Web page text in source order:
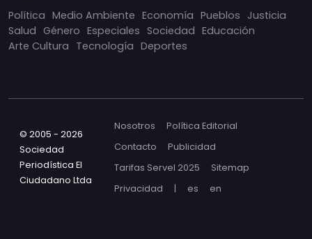
Política Medio Ambiente Economía Pueblos Justicia
Salud Género Especiales Sociedad Educación
Arte Cultura Tecnología Deportes
© 2005 - 2026
Sociedad
Periodística El
Ciudadano Ltda
Nosotros
Política Editorial
Contacto
Publicidad
Tarifas Servel 2025
Sitemap
Privacidad
| es en